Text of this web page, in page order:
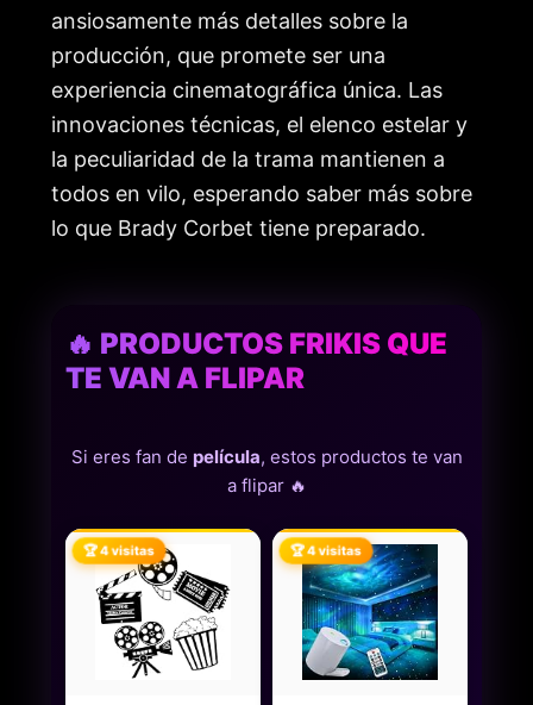
ansiosamente más detalles sobre la
producción, que promete ser una
experiencia cinematográfica única. Las
innovaciones técnicas, el elenco estelar y
la peculiaridad de la trama mantienen a
todos en vilo, esperando saber más sobre
lo que Brady Corbet tiene preparado.
🔥 PRODUCTOS FRIKIS QUE
TE VAN A FLIPAR
Si eres fan de película, estos productos te van
a flipar 🔥
🏆 4 visitas 🏆 4 visitas